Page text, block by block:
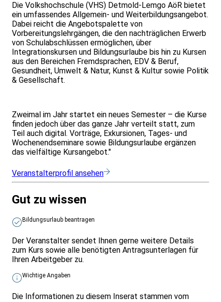
Die Volkshochschule (VHS) Detmold-Lemgo AöR bietet
ein umfassendes Allgemein- und Weiterbildungsangebot.
Dabei reicht die Angebotspalette von
Vorbereitungslehrgängen, die den nachträglichen Erwerb
von Schulabschlüssen ermöglichen, über
Integrationskursen und Bildungsurlaube bis hin zu Kursen
aus den Bereichen Fremdsprachen, EDV & Beruf,
Gesundheit, Umwelt & Natur, Kunst & Kultur sowie Politik
& Gesellschaft.
Zweimal im Jahr startet ein neues Semester – die Kurse
finden jedoch über das ganze Jahr verteilt statt, zum
Teil auch digital. Vorträge, Exkursionen, Tages- und
Wochenendseminare sowie Bildungsurlaube ergänzen
das vielfältige Kursangebot."
Veranstalterprofil ansehen
Gut zu wissen
Bildungsurlaub beantragen
Der Veranstalter sendet Ihnen gerne weitere Details
zum Kurs sowie alle benötigten Antragsunterlagen für
Ihren Arbeitgeber zu.
Wichtige Angaben
Die Informationen zu diesem Inserat stammen vom